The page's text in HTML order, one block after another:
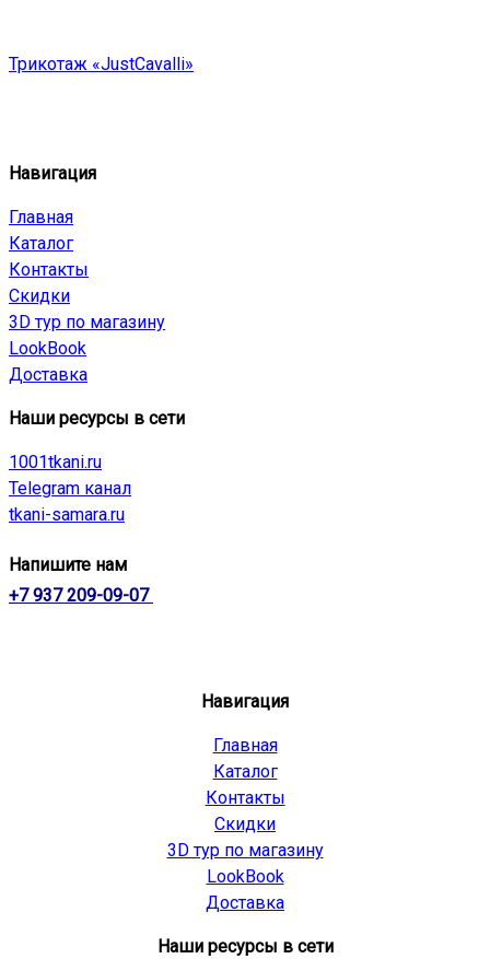
Трикотаж «JustCavalli»
Навигация
Главная
Каталог
Контакты
Скидки
3D тур по магазину
LookBook
Доставка
Наши ресурсы в сети
1001tkani.ru
Telegram канал
tkani-samara.ru
Напишите нам
+7 937 209-09-07
Навигация
Главная
Каталог
Контакты
Скидки
3D тур по магазину
LookBook
Доставка
Наши ресурсы в сети